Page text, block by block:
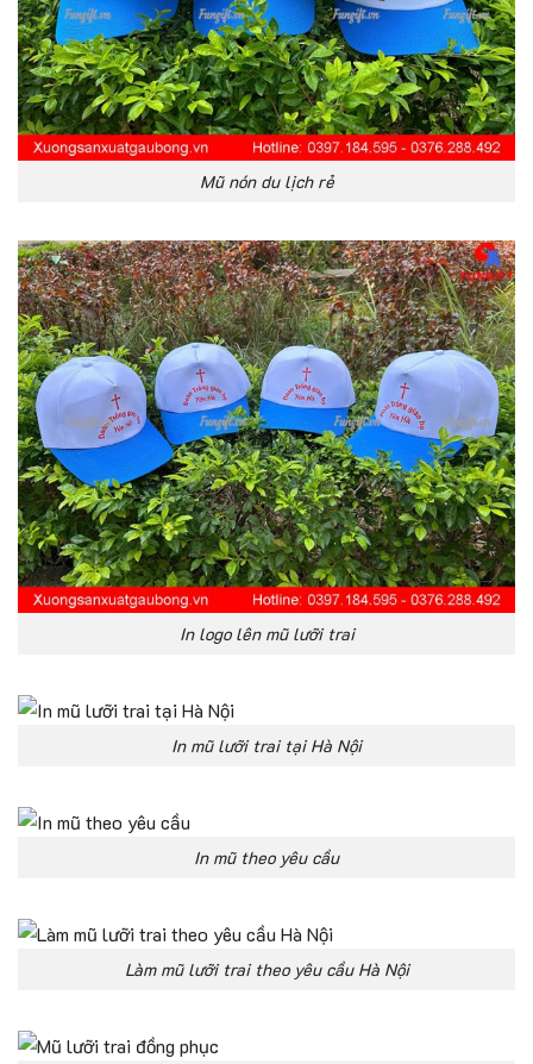
Mũ nón du lịch rẻ
In logo lên mũ lưỡi trai
In mũ lưỡi trai tại Hà Nội
In mũ theo yêu cầu
Làm mũ lưỡi trai theo yêu cầu Hà Nội